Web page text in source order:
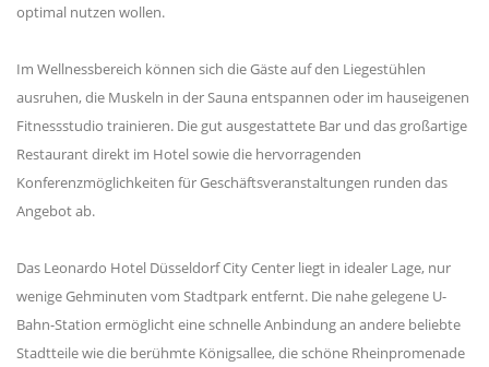
optimal nutzen wollen.
Im Wellnessbereich können sich die Gäste auf den Liegestühlen
ausruhen, die Muskeln in der Sauna entspannen oder im hauseigenen
Fitnessstudio trainieren. Die gut ausgestattete Bar und das großartige
Restaurant direkt im Hotel sowie die hervorragenden
Konferenzmöglichkeiten für Geschäftsveranstaltungen runden das
Angebot ab.
Das Leonardo Hotel Düsseldorf City Center liegt in idealer Lage, nur
wenige Gehminuten vom Stadtpark entfernt. Die nahe gelegene U-
Bahn-Station ermöglicht eine schnelle Anbindung an andere beliebte
Stadtteile wie die berühmte Königsallee, die schöne Rheinpromenade